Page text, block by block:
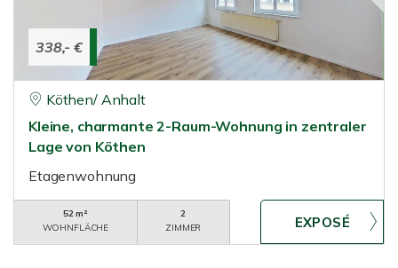
338,- €
Köthen/ Anhalt
Kleine, charmante 2-Raum-Wohnung in zentraler
Lage von Köthen
Etagenwohnung
52 m²
WOHNFLÄCHE
2
ZIMMER